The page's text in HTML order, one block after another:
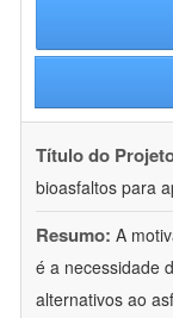
Título do
bioasfaltos para
Resumo: A
é a necessidade
alternativos ao